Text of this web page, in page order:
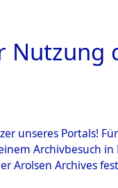
0002
unseres Portals!
Archivbesuch
Arolsen Archives